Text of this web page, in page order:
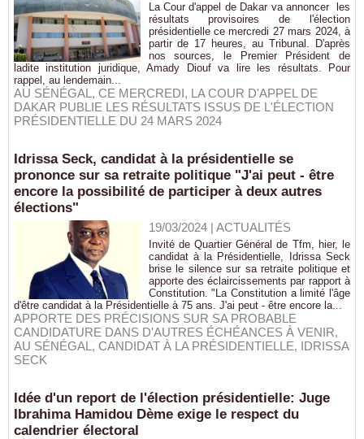
La Cour d'appel de Dakar va annoncer les
résultats provisoires de l'élection
présidentielle ce mercredi 27 mars 2024, à
partir de 17 heures, au Tribunal. D'après
nos sources, le Premier Président de
ladite institution juridique, Amady Diouf va lire les résultats. Pour
rappel, au lendemain...
AU SÉNÉGAL , CE MERCREDI, LA COUR D'APPEL DE
DAKAR PUBLIE LES RÉSULTATS ISSUS DE L'ÉLECTION
PRÉSIDENTIELLE DU 24 MARS 2024
Idrissa Seck, candidat à la présidentielle se
prononce sur sa retraite politique "J'ai peut - être
encore la possibilité de participer à deux autres
élections"
19/03/2024| ACTUALITÉS
Invité de Quartier Général de Tfm, hier, le
candidat à la Présidentielle, Idrissa Seck
brise le silence sur sa retraite politique et
apporte des éclaircissements par rapport à
Constitution. "La Constitution a limité l'âge
d'être candidat à la Présidentielle à 75 ans. J'ai peut - être encore la...
APPORTE DES PRÉCISIONS SUR SA PROBABLE
CANDIDATURE DANS D'AUTRES ÉCHÉANCES À VENIR,
AU SÉNÉGAL , CANDIDAT À LA PRÉSIDENTIELLE, IDRISSA
SECK
Idée d'un report de l'élection présidentielle: Juge
Ibrahima Hamidou Dème exige le respect du
calendrier électoral